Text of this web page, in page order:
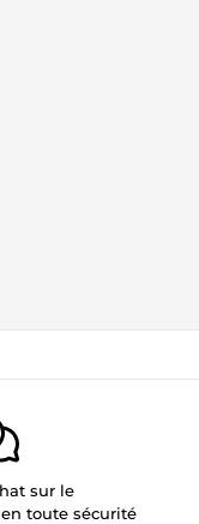
sur le
toute sécurité